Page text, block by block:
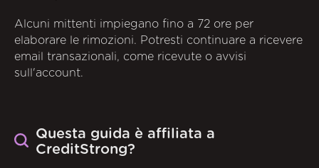
Alcuni mittenti impiegano fino a 72 ore per
elaborare le rimozioni. Potresti continuare a ricevere
email transazionali, come ricevute o avvisi
sull'account.
Questa guida è affiliata a
CreditStrong?